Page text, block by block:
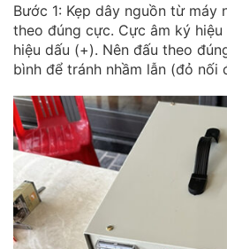
Bước 1: Kẹp dây nguồn từ máy
theo đúng cực. Cực âm ký
hiệu dấu (+). Nên đấu theo
bình để tránh nhầm lẫn (đỏ nối